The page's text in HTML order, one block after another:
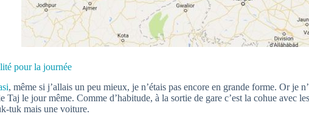
pour la journée
, même si j’allais un peu mieux, je n’étais pas encore en grande forme. Or je
le jour même. Comme d’habitude, à la sortie de gare c’est la cohue avec
tuk mais une voiture.